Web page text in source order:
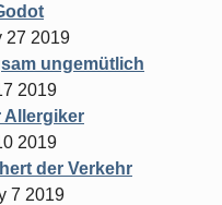
27 2019
ungemütlich
2019
Allergiker
2019
der Verkehr
7 2019